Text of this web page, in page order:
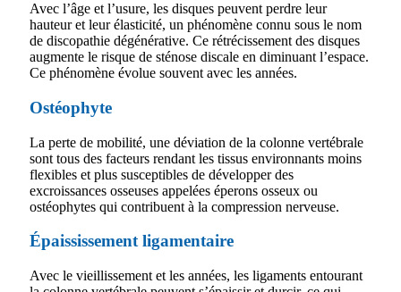
Avec l’âge et l’usure, les disques peuvent perdre leur
hauteur et leur élasticité, un phénomène connu sous le nom
de discopathie dégénérative. Ce rétrécissement des disques
augmente le risque de sténose discale en diminuant l’espace.
Ce phénomène évolue souvent avec les années.
Ostéophyte
La perte de mobilité, une déviation de la colonne vertébrale
sont tous des facteurs rendant les tissus environnants moins
flexibles et plus susceptibles de développer des
excroissances osseuses appelées éperons osseux ou
ostéophytes qui contribuent à la compression nerveuse.
Épaississement ligamentaire
Avec le vieillissement et les années, les ligaments entourant